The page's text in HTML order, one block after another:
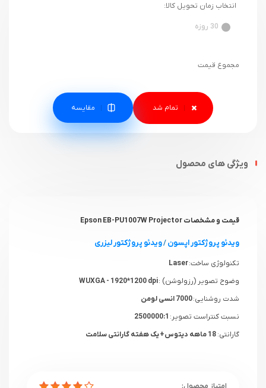
انتخاب زمان تحویل کالا:
30 روزه
مجموع قیمت
مقایسه
ویژگی های محصول
قیمت و مشخصات Epson EB-PU1007W Projector
ویدئو پروژکتور اپسون/ویدئو پروژکتور لیزری
تکنولوژی ساخت:Laser
وضوح تصویر (رزولوشن) :
شدت روشنایی:7000 انسی لومن
نسبت کنتراست تصویر:
گارانتی: